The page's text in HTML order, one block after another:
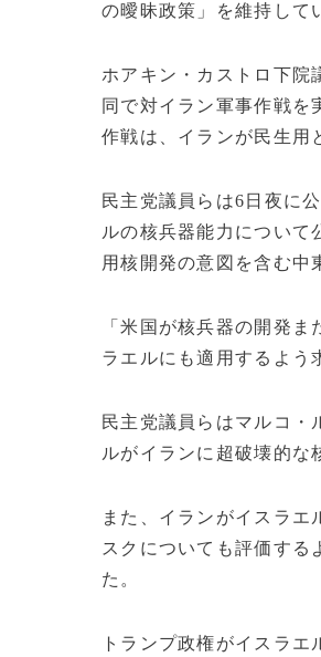
の曖昧政策」を維持して
ホアキン・カストロ下院
同で対イラン軍事作戦を
作戦は、イランが民生用
民主党議員らは6日夜に
ルの核兵器能力について
用核開発の意図を含む中
「米国が核兵器の開発
ラエルにも適用するよう
民主党議員らはマルコ・
ルがイランに超破壊的な
また、イランがイスラエ
スクについても評価する
た。
トランプ政権がイスラ